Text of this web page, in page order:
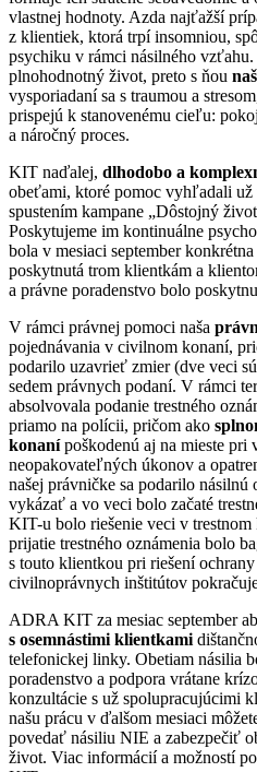
vlastnej hodnoty. Azda najťažší
z klientiek, ktorá trpí insomniou,
psychiku v rámci násilného
plnohodnotný život, preto s ňou
vysporiadaní sa s traumou a
prispejú k stanovenému cieľu:
a náročný proces.
KIT naďalej, dlhodobo a
obeťami, ktoré pomoc vyhľadali už
spustením kampane „Dôstojný
Poskytujeme im kontinuálne
bola v mesiaci september
poskytnutá trom klientkám a
a právne poradenstvo bolo
V rámci právnej pomoci naša
pojednávania v civilnom konaní,
podarilo uzavrieť zmier (dve veci
sedem právnych podaní. V rámci
absolvovala podanie trestného
priamo na polícii, pričom ako
konanípoškodenú aj na mieste pri
neopakovateľných úkonov a
našej právničke sa podarilo násilnú
vykázať a vo veci bolo začaté
KIT-u bolo riešenie veci v trestnom
prijatie trestného oznámenia bolo
s touto klientkou pri riešení
civilnoprávnych inštitútov
ADRA KIT za mesiac september
s osemnástimi klientkami
telefonickej linky. Obetiam násilia
poradenstvo a podpora vrátane
konzultácie s už spolupracujúcimi
našu prácu v ďalšom mesiaci
povedať násiliu NIE a zabezpečiť
život. Viac informácií a možností